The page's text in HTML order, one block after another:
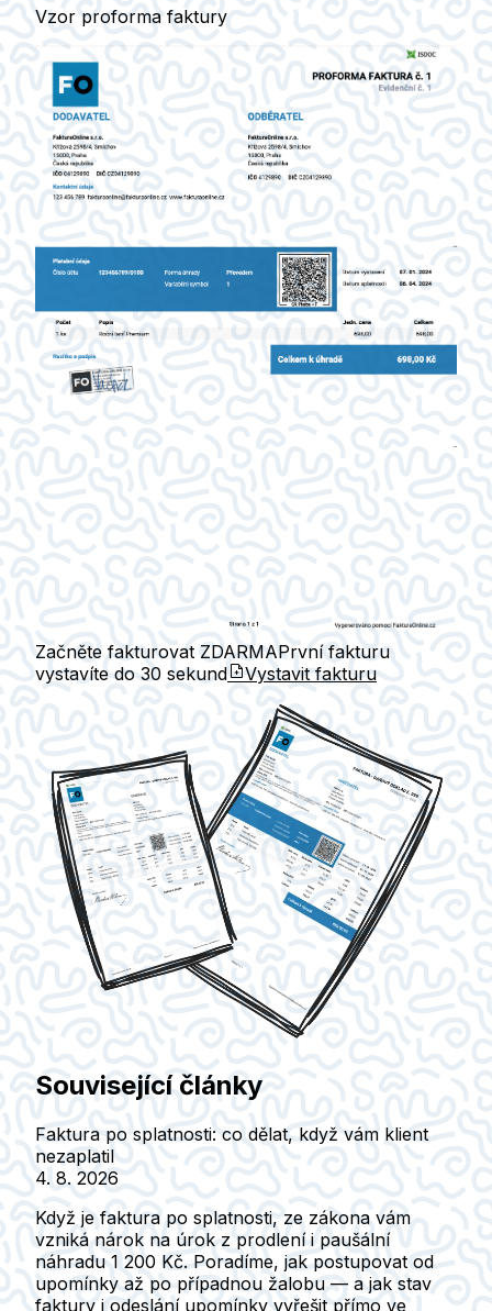
Vzor proforma faktury
Začněte fakturovat ZDARMAPrvní fakturu
vystavíte do 30 sekund Vystavit fakturu
Související články
Faktura po splatnosti: co dělat, když vám klient
nezaplatil
4. 8. 2026
Když je faktura po splatnosti, ze zákona vám
vzniká nárok na úrok z prodlení i paušální
náhradu 1 200 Kč. Poradíme, jak postupovat od
upomínky až po případnou žalobu — a jak stav
faktury i odeslání upomínky vyřešit přímo ve